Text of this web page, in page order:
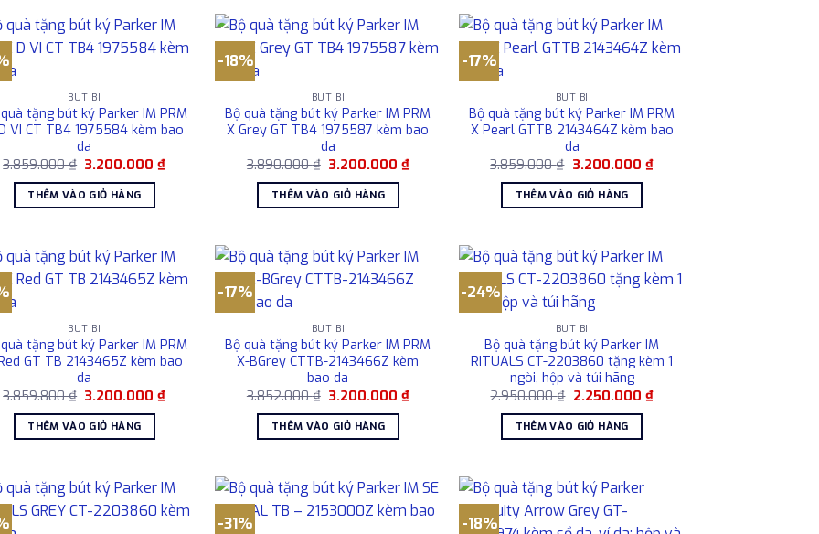
BÚT BI
tặng bút ký Parker IM PRM
VI CT TB4 1975584 kèm bao
da
3.859.000₫ Giá
là:
3.859.000 ₫.
3.200.000₫Giá
THÊM VÀO GIỎ HÀNG
-18%
BÚT BI
Bộ quà tặng bút ký Parker IM PRM
X Grey GT TB4 1975587 kèm bao
da
3.890.000₫ Giá
là:
3.890.000 ₫.
3.200.000₫Giá
THÊM VÀO GIỎ HÀNG
-17%
BÚT BI
Bộ quà tặng bút ký Parker IM PRM
X Pearl GTTB 2143464Z kèm bao
da
3.859.000₫ Giá
là:
3.859.000 ₫.
3.200.000 ₫Giá
THÊM VÀO GIỎ HÀNG
BÚT BI
tặng bút ký Parker IM PRM
GT TB 2143465Z kèm bao
da
3.859.800₫ Giá
là:
3.859.800 ₫.
3.200.000₫Giá
THÊM VÀO GIỎ HÀNG
-17%
BÚT BI
Bộ quà tặng bút ký Parker IM PRM
X-BGrey CTTB-2143466Z kèm
bao da
3.852.000₫ Giá
là:
3.852.000 ₫.
3.200.000₫Giá
THÊM VÀO GIỎ HÀNG
-24%
BÚT BI
Bộ quà tặng bút ký Parker IM
RITUALS CT-2203860 tặng kèm 1
ngòi, hộp và túi hãng
2.950.000₫ Giá
là:
2.950.000 ₫.
2.250.000 ₫Giá
THÊM VÀO GIỎ HÀNG
-31% -18%